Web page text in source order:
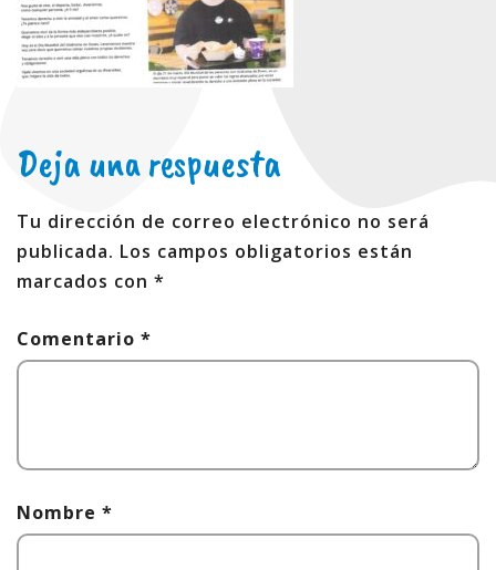
Deja una respuesta
Tu dirección de correo electrónico no será
publicada. Los campos obligatorios están
marcados con *
Comentario *
Nombre *